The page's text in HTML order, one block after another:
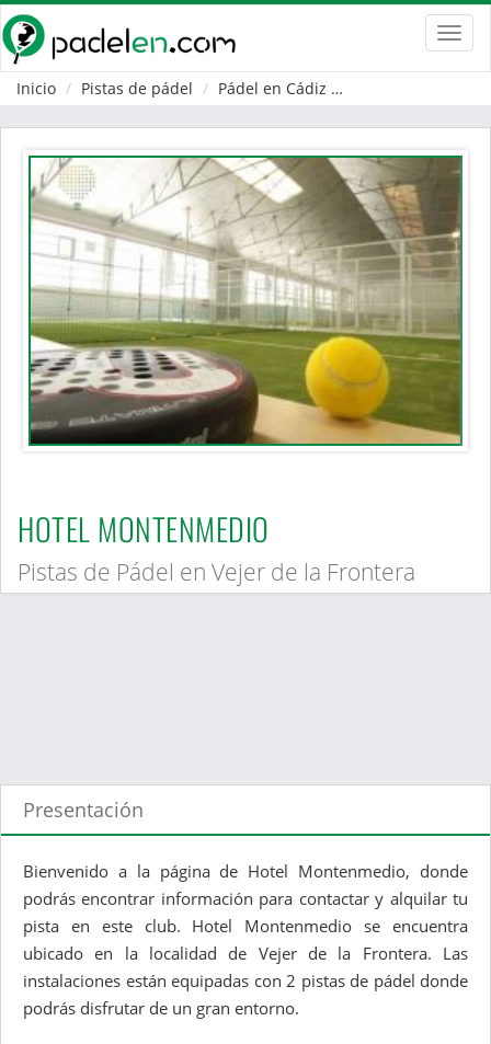
Inicio
Pistas de pádel Pádel en Cádiz
HOTEL MONTENMEDIO
Pistas de Pádel en Vejer de la Frontera
Presentación
Bienvenido a la página de Hotel Montenmedio, donde
podrás encontrar información para contactar y alquilar tu
pista en este club. Hotel Montenmedio se encuentra
ubicado en la localidad de Vejer de la Frontera. Las
instalaciones están equipadas con 2 pistas de pádel donde
podrás disfrutar de un gran entorno.